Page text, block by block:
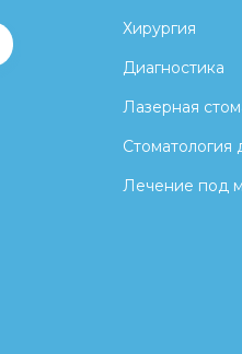
Хирургия
Диагностика
Лазерная
Лечение под